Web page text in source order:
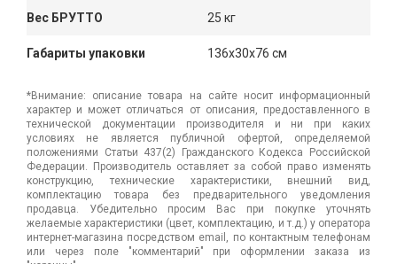
Вес БРУТТО 25 кг
Габариты упаковки 136x30x76 см
*Внимание: описание товара на сайте носит информационный
характер и может отличаться от описания, предоставленного в
технической документации производителя и ни при каких
условиях не является публичной офертой, определяемой
положениями Статьи 437(2) Гражданского Кодекса Российской
Федерации. Производитель оставляет за собой право изменять
конструкцию, технические характеристики, внешний вид,
комплектацию товара без предварительного уведомления
продавца. Убедительно просим Вас при покупке уточнять
желаемые характеристики (цвет, комплектацию, и т.д.) у оператора
интернет-магазина посредством email, по контактным телефонам
или через поле "комментарий" при оформлении заказа из